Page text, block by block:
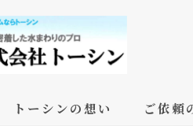
トーシンの想い ご依頼